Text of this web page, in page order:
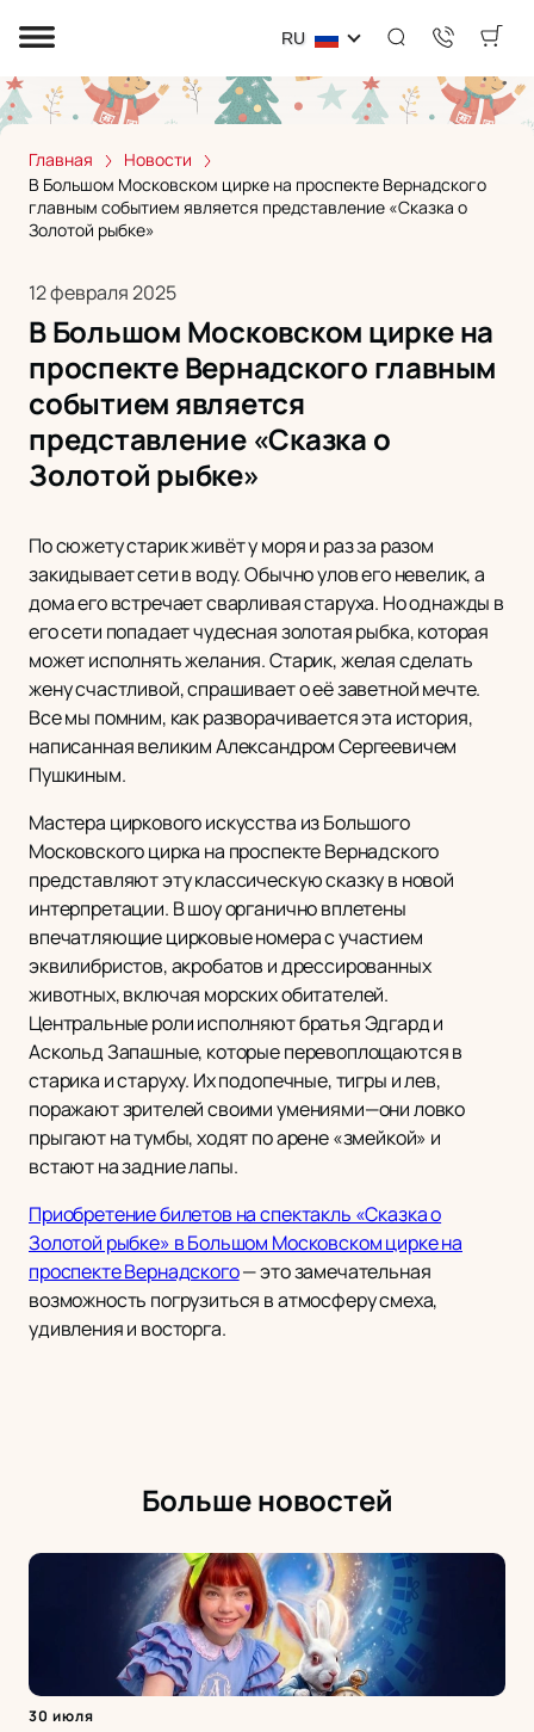
RU
Главная
Новости
В Большом Московском цирке на проспекте Вернадского
главным событием является представление «Сказка о
Золотой рыбке»
12 февраля 2025
В Большом Московском цирке на
проспекте Вернадского главным
событием является
представление «Сказка о
Золотой рыбке»
По сюжету старик живёт у моря и раз за разом
закидывает сети в воду. Обычно улов его невелик, а
дома его встречает сварливая старуха. Но однажды в
его сети попадает чудесная золотая рыбка, которая
может исполнять желания. Старик, желая сделать
жену счастливой, спрашивает о её заветной мечте.
Все мы помним, как разворачивается эта история,
написанная великим Александром Сергеевичем
Пушкиным.
Мастера циркового искусства из Большого
Московского цирка на проспекте Вернадского
представляют эту классическую сказку в новой
интерпретации. В шоу органично вплетены
впечатляющие цирковые номера с участием
эквилибристов, акробатов и дрессированных
животных, включая морских обитателей.
Центральные роли исполняют братья Эдгард и
Аскольд Запашные, которые перевоплощаются в
старика и старуху. Их подопечные, тигры и лев,
поражают зрителей своими умениями—они ловко
прыгают на тумбы, ходят по арене «змейкой» и
встают на задние лапы.
Приобретение билетов на спектакль «Сказка о
Золотой рыбке» в Большом Московском цирке на
проспекте Вернадского— это замечательная
возможность погрузиться в атмосферу смеха,
удивления и восторга.
Больше новостей
30 июля